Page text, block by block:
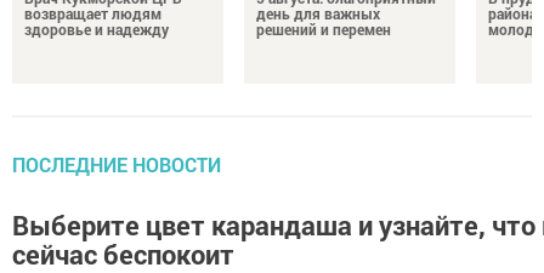
возвращает людям
здоровье и надежду
день для важных
решений и перемен
района
ПОСЛЕДНИЕ НОВОСТИ
Выберите цвет карандаша и узнайте, что
сейчас беспокоит